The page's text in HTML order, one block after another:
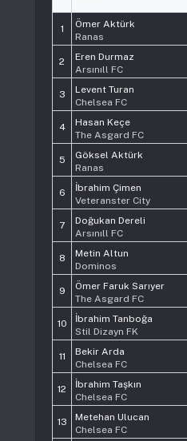
1
Ömer Aktürk
Ranas
2
Eren Durmaz
Arsınıll FC
3
Levent Turan
Chelsea FC
4
Hasan Keçe
The Asgard FC
5
Göksel Aktürk
Ranas
6
İbrahim Çimen
Veteranster City
7
Doğukan Dereli
Arsınıll FC
8
Metin Altun
Dominos
9
Ömer Faruk Sarıyer
The Asgard FC
10
İbrahim Tanboğa
Stil Dizayn FK
11
Bekir Arda
Chelsea FC
12
İbrahim Taşkın
Chelsea FC
13
Metehan Ulucan
Chelsea FC